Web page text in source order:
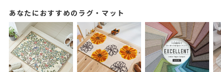
あなたにおすすめのラグ・マット